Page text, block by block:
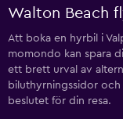
Walton Beach
Att boka en hyrbil i
momondo kan spara
ett brett urval av
biluthyrningssidor och
beslutet för din resa.